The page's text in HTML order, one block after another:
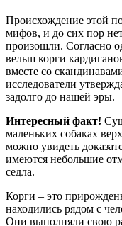
Происхождение этой
мифов, и до сих пор
произошли. Согласно
вельш корги
вместе со
исследователи
задолго до нашей эры.
Интересный факт!
маленьких собаках
можно увидеть
имеются небольшие
седла.
Корги – это
находились рядом с
Они выполняли свою